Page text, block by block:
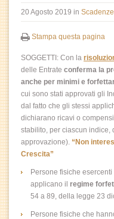
20 Agosto 2019 in Scadenze
Stampa questa pagina
SOGGETTI: Con la
delle Entrate conferma la
anche per minimi e
cui sono stati approvati gli
dal fatto che gli stessi
dichiarano ricavi o
stabilito, per ciascun indice,
approvazione). “Non
Crescita”
Persone fisiche
applicano il regime
54 a 89, della legge 23
Persone fisiche che